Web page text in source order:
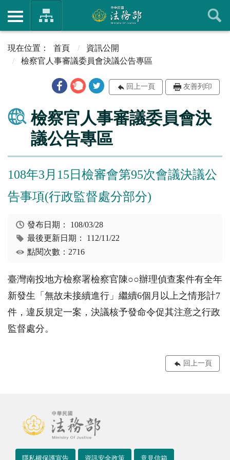
首頁
資訊公開
檢察官人事審議委員會決議公告專區
回上一頁 友善列印
檢察官人事審議委員會決
議公告專區
108年3月15日檢審會第95次會議決議公
告事項(行政監督處分部分)
發布日期： 108/03/28
最後更新日期： 112/11/22
點閱次數：2716
臺灣南投地方檢察署檢察官陳○○辦理偵查案件有全年
新發生「無故未接續進行」繼續6個月以上之情形計7
件，違反規定一案，決議核予發命令促其注意之行政
監督處分。
回上一頁
隱私權保護宣告 資訊安全政策 意見信箱